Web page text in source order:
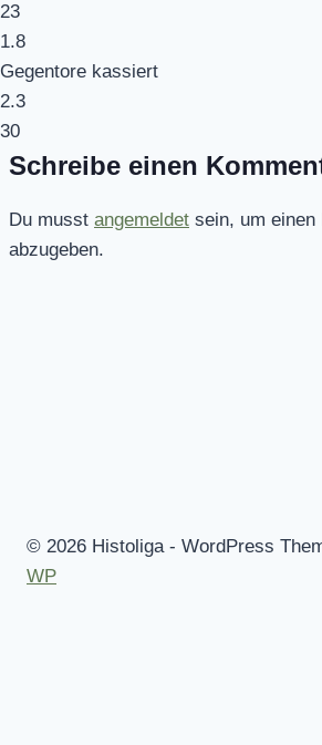
23
1.8
Gegentore kassiert
2.3
30
Schreibe einen
Du musst angemeldet sein, um einen
abzugeben.
© 2026 Histoliga - WordPress
WP